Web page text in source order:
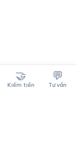
🤝
Kiếm tiền
💬
Tư vấn